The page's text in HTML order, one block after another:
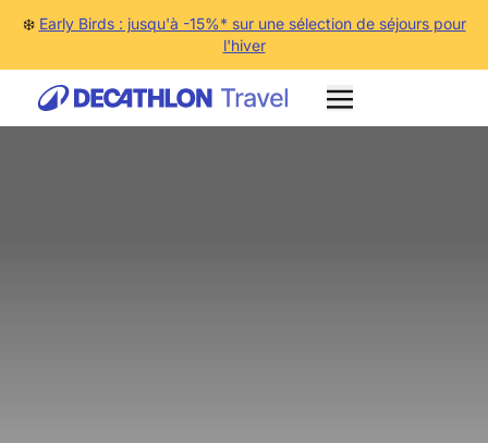
❄️ Early Birds : jusqu'à -15%* sur une sélection de séjours pour
l'hiver